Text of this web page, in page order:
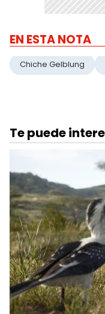
EN ESTA NOTA
Chiche Gelblung